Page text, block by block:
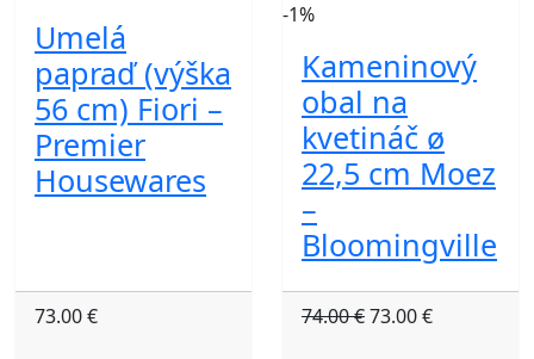
Umelá
papraď (výška
56 cm) Fiori –
Premier
Housewares
73.00 €
-1%
Kameninový
obal na
kvetináč ø
22,5 cm Moez
–
Bloomingville
74.00 €73.00 €